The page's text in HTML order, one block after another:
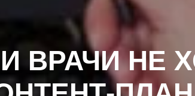
ВРАЧИ НЕ